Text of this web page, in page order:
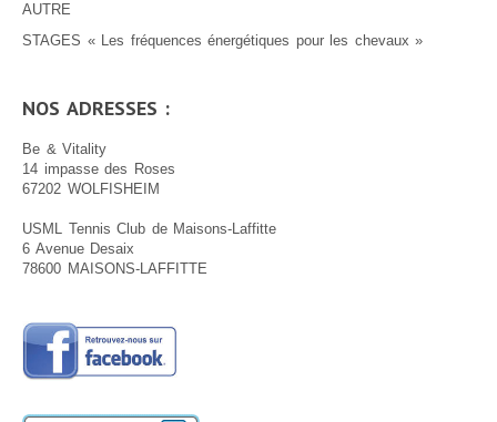
AUTRE
STAGES « Les fréquences énergétiques pour les chevaux »
NOS ADRESSES :
Be & Vitality
14 impasse des Roses
67202 WOLFISHEIM
USML Tennis Club de Maisons-Laffitte
6 Avenue Desaix
78600 MAISONS-LAFFITTE